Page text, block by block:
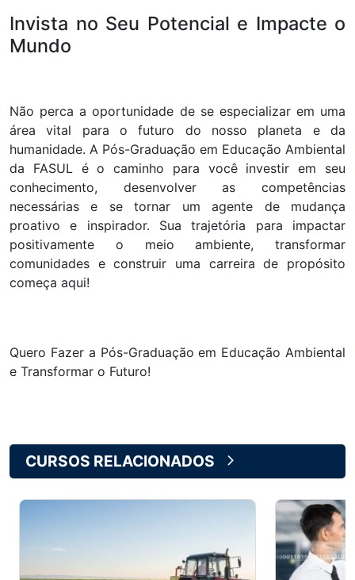
Invista no Seu Potencial e Impacte o
Mundo
Não perca a oportunidade de se especializar em uma
área vital para o futuro do nosso planeta e da
humanidade. A Pós-Graduação em Educação Ambiental
da FASUL é o caminho para você investir em seu
conhecimento, desenvolver as competências
necessárias e se tornar um agente de mudança
proativo e inspirador. Sua trajetória para impactar
positivamente o meio ambiente, transformar
comunidades e construir uma carreira de propósito
começa aqui!
Quero Fazer a Pós-Graduação em Educação Ambiental
e Transformar o Futuro!
CURSOS RELACIONADOS